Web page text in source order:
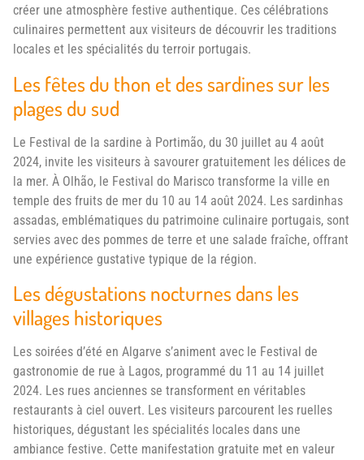
créer une atmosphère festive authentique. Ces célébrations
culinaires permettent aux visiteurs de découvrir les traditions
locales et les spécialités du terroir portugais.
Les fêtes du thon et des sardines sur les
plages du sud
Le Festival de la sardine à Portimão, du 30 juillet au 4 août
2024, invite les visiteurs à savourer gratuitement les délices de
la mer. À Olhão, le Festival do Marisco transforme la ville en
temple des fruits de mer du 10 au 14 août 2024. Les sardinhas
assadas, emblématiques du patrimoine culinaire portugais, sont
servies avec des pommes de terre et une salade fraîche, offrant
une expérience gustative typique de la région.
Les dégustations nocturnes dans les
villages historiques
Les soirées d’été en Algarve s’animent avec le Festival de
gastronomie de rue à Lagos, programmé du 11 au 14 juillet
2024. Les rues anciennes se transforment en véritables
restaurants à ciel ouvert. Les visiteurs parcourent les ruelles
historiques, dégustant les spécialités locales dans une
ambiance festive. Cette manifestation gratuite met en valeur